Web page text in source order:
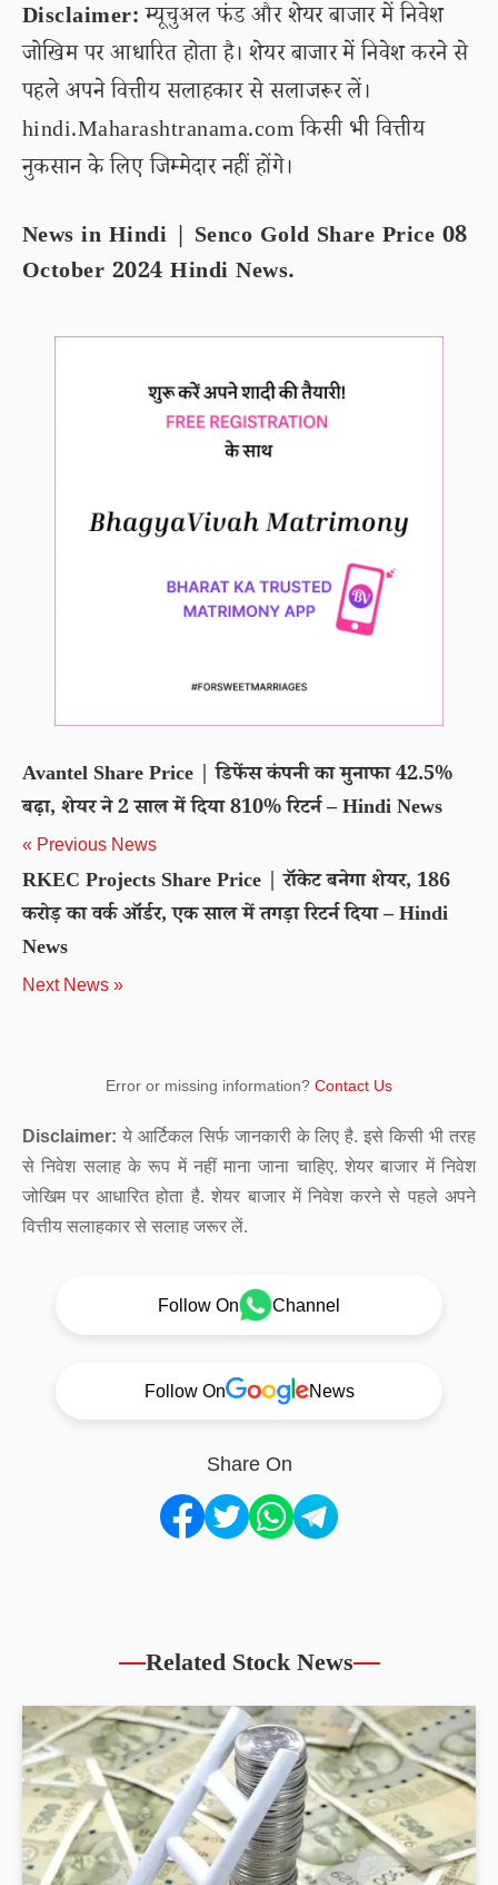
Disclaimer:म्यूचुअल फंड और शेयर बाजार में निवेश
जोखिम पर आधारित होता है। शेयर बाजार में निवेश करने से
पहले अपने वित्तीय सलाहकार से सलाजरूर लें।
hindi.Maharashtranama.com किसी भी वित्तीय
नुकसान के लिए जिम्मेदार नहीं होंगे।
News in Hindi | Senco Gold Share Price 08
October 2024 Hindi News.
Avantel Share Price | डिफेंस कंपनी का मुनाफा 42.5%
बढ़ा, शेयर ने 2 साल में दिया 810% रिटर्न – Hindi News
« Previous News
RKEC Projects Share Price | रॉकेट बनेगा शेयर, 186
करोड़ का वर्क ऑर्डर, एक साल में तगड़ा रिटर्न दिया – Hindi
News
Next News »
Error or missing information? Contact Us
Disclaimer: ये आर्टिकल सिर्फ जानकारी के लिए है. इसे किसी भी तरह
से निवेश सलाह के रूप में नहीं माना जाना चाहिए. शेयर बाजार में निवेश
जोखिम पर आधारित होता है. शेयर बाजार में निवेश करने से पहले अपने
वित्तीय सलाहकार से सलाह जरूर लें.
Follow On Channel
Follow On News
Share On
Related Stock News